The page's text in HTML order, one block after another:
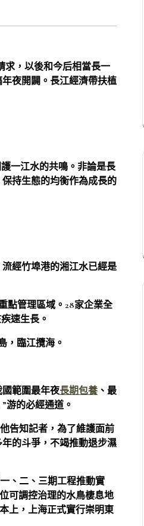
求，以後和今后相當長一
夜開闢。長江經濟帶扶植
一江水的共鳴。非論是長
持生態的均衡作為成長的
經竹埠港的湘江水已經是
點管理區域。28家企業全
速生長。
，臨江攬海。
範圍最年夜長期包養 、最
游的必經通道。
告知記者，為了維護面前
的斗爭，不竭推動退步濕
、二、三期工程推動實
可調控治理的水鳥棲息地
上，上海正式實行崇明東